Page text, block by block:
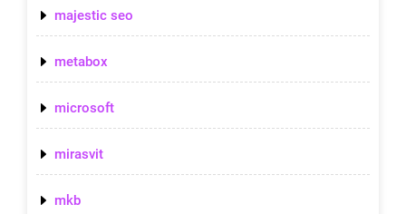
majestic seo
metabox
microsoft
mirasvit
mkb